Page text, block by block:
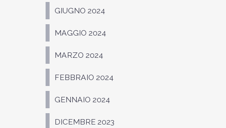
GIUGNO 2024
MAGGIO 2024
MARZO 2024
FEBBRAIO 2024
GENNAIO 2024
DICEMBRE 2023